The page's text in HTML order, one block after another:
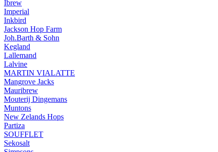
Ibrew
Imperial
Inkbird
Jackson Hop Farm
Joh.Barth & Sohn
Kegland
Lallemand
Lalvine
MARTIN VIALATTE
Mangrove Jacks
Mauribrew
Mouterij Dingemans
Muntons
New Zelands Hops
Partiza
SOUFFLET
Sekosalt